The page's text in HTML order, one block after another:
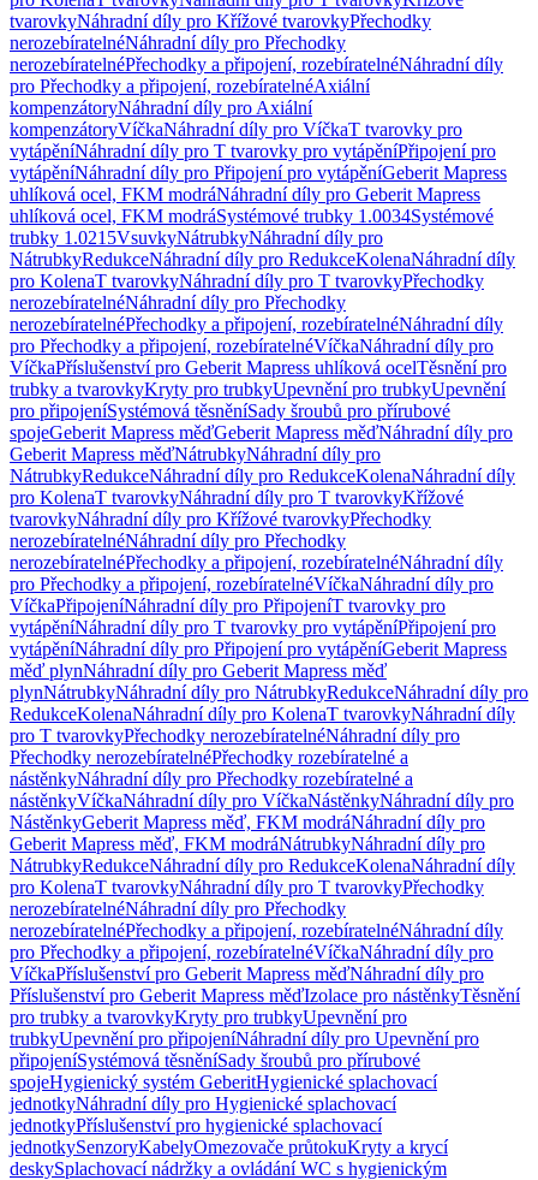
tvarovkyNáhradní díly pro Křížové tvarovkyPřechodky
nerozebíratelnéNáhradní díly pro Přechodky
nerozebíratelnéPřechodky a připojení, rozebíratelnéNáhradní díly
pro Přechodky a připojení, rozebíratelnéAxiální
kompenzátoryNáhradní díly pro Axiální
kompenzátoryVíčkaNáhradní díly pro VíčkaT tvarovky pro
vytápěníNáhradní díly pro T tvarovky pro vytápěníPřipojení pro
vytápěníNáhradní díly pro Připojení pro vytápěníGeberit Mapress
uhlíková ocel, FKM modráNáhradní díly pro Geberit Mapress
uhlíková ocel, FKM modráSystémové trubky 1.0034Systémové
trubky 1.0215VsuvkyNátrubkyNáhradní díly pro
NátrubkyRedukceNáhradní díly pro RedukceKolenaNáhradní díly
pro KolenaT tvarovkyNáhradní díly pro T tvarovkyPřechodky
nerozebíratelnéNáhradní díly pro Přechodky
nerozebíratelnéPřechodky a připojení, rozebíratelnéNáhradní díly
pro Přechodky a připojení, rozebíratelnéVíčkaNáhradní díly pro
VíčkaPříslušenství pro Geberit Mapress uhlíková ocelTěsnění pro
trubky a tvarovkyKryty pro trubkyUpevnění pro trubkyUpevnění
pro připojeníSystémová těsněníSady šroubů pro přírubové
spojeGeberit Mapress měďGeberit Mapress měďNáhradní díly pro
Geberit Mapress měďNátrubkyNáhradní díly pro
NátrubkyRedukceNáhradní díly pro RedukceKolenaNáhradní díly
pro KolenaT tvarovkyNáhradní díly pro T tvarovkyKřížové
tvarovkyNáhradní díly pro Křížové tvarovkyPřechodky
nerozebíratelnéNáhradní díly pro Přechodky
nerozebíratelnéPřechodky a připojení, rozebíratelnéNáhradní díly
pro Přechodky a připojení, rozebíratelnéVíčkaNáhradní díly pro
VíčkaPřipojeníNáhradní díly pro PřipojeníT tvarovky pro
vytápěníNáhradní díly pro T tvarovky pro vytápěníPřipojení pro
vytápěníNáhradní díly pro Připojení pro vytápěníGeberit Mapress
měď plynNáhradní díly pro Geberit Mapress měď
plynNátrubkyNáhradní díly pro NátrubkyRedukceNáhradní díly pro
RedukceKolenaNáhradní díly pro KolenaT tvarovkyNáhradní díly
pro T tvarovkyPřechodky nerozebíratelnéNáhradní díly pro
Přechodky nerozebíratelnéPřechodky rozebíratelné a
nástěnkyNáhradní díly pro Přechodky rozebíratelné a
nástěnkyVíčkaNáhradní díly pro VíčkaNástěnkyNáhradní díly pro
NástěnkyGeberit Mapress měď, FKM modráNáhradní díly pro
Geberit Mapress měď, FKM modráNátrubkyNáhradní díly pro
NátrubkyRedukceNáhradní díly pro RedukceKolenaNáhradní díly
pro KolenaT tvarovkyNáhradní díly pro T tvarovkyPřechodky
nerozebíratelnéNáhradní díly pro Přechodky
nerozebíratelnéPřechodky a připojení, rozebíratelnéNáhradní díly
pro Přechodky a připojení, rozebíratelnéVíčkaNáhradní díly pro
VíčkaPříslušenství pro Geberit Mapress měďNáhradní díly pro
Příslušenství pro Geberit Mapress měďIzolace pro nástěnkyTěsnění
pro trubky a tvarovkyKryty pro trubkyUpevnění pro
trubkyUpevnění pro připojeníNáhradní díly pro Upevnění pro
připojeníSystémová těsněníSady šroubů pro přírubové
spojeHygienický systém GeberitHygienické splachovací
jednotkyNáhradní díly pro Hygienické splachovací
jednotkyPříslušenství pro hygienické splachovací
jednotkySenzoryKabelyOmezovače průtokuKryty a krycí
deskySplachovací nádržky a ovládání WC s hygienickým